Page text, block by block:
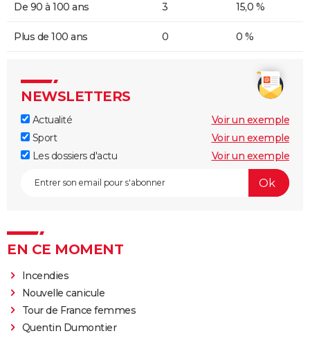
De 90 à 100 ans 3 15,0 %
Plus de 100 ans 0 0 %
NEWSLETTERS
Actualité
Voir un exemple
Sport
Voir un exemple
Les dossiers d'actu
Voir un exemple
EN CE MOMENT
Incendies
Nouvelle canicule
Tour de France femmes
Quentin Dumontier